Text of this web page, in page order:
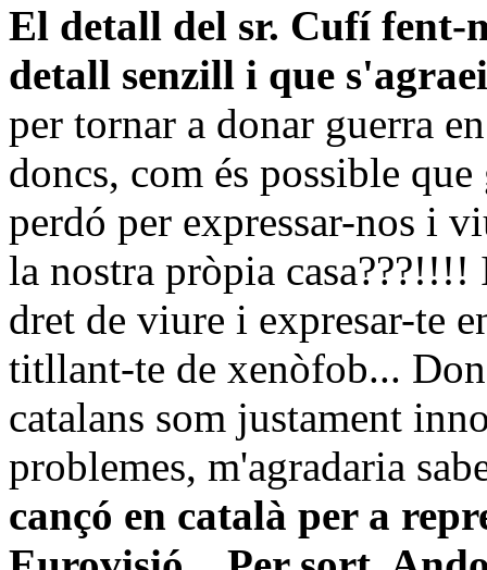
El detall del sr. Cufí fent-
detall senzill i que
per tornar a donar guerra
doncs, com és possible
perdó per expressar-nos i
la nostra pròpia
dret de viure i expresar-te
titllant-te de xenòfob...
catalans som justament
problemes, m'agradaria
cançó en català per a